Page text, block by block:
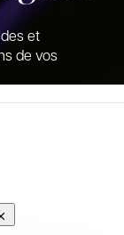
et
de vos